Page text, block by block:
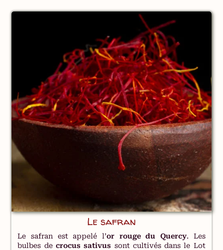
Le safran
Le safran est appelé l’or rouge du Quercy. Les
bulbes decrocus sativus sont cultivés dans le Lot